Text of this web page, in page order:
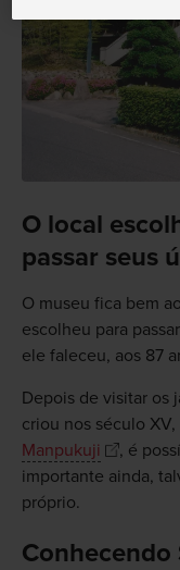
O local
passar seus
O museu fica bem
escolheu para
ele faleceu, aos 87
Depois de visitar os
criou nos século XV,
Manpukuji
, é
importante ainda,
próprio.
Conhecendo